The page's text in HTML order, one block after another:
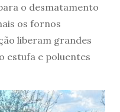
o desmatamento
os fornos
liberam grandes
estufa e poluentes